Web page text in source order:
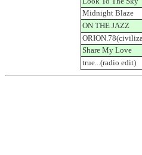
Midnight Blaze
ON THE JAZZ
Share My Love
true...(radio edit)